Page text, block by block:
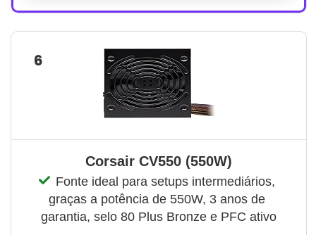
6
Corsair CV550 (550W)
Fonte ideal para setups intermediários,
graças a potência de 550W, 3 anos de
garantia, selo 80 Plus Bronze e PFC ativo